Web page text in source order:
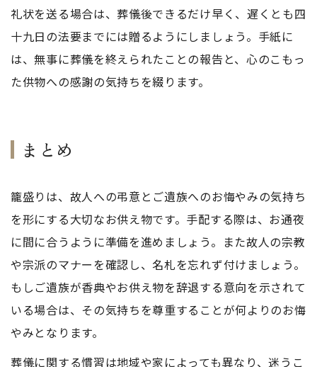
礼状を送る場合は、葬儀後できるだけ早く、遅くとも四
十九日の法要までには贈るようにしましょう。手紙に
は、無事に葬儀を終えられたことの報告と、心のこもっ
た供物への感謝の気持ちを綴ります。
まとめ
籠盛りは、故人への弔意とご遺族へのお悔やみの気持ち
を形にする大切なお供え物です。手配する際は、お通夜
に間に合うように準備を進めましょう。また故人の宗教
や宗派のマナーを確認し、名札を忘れず付けましょう。
もしご遺族が香典やお供え物を辞退する意向を示されて
いる場合は、その気持ちを尊重することが何よりのお悔
やみとなります。
葬儀に関する慣習は地域や家によっても異なり、迷うこ